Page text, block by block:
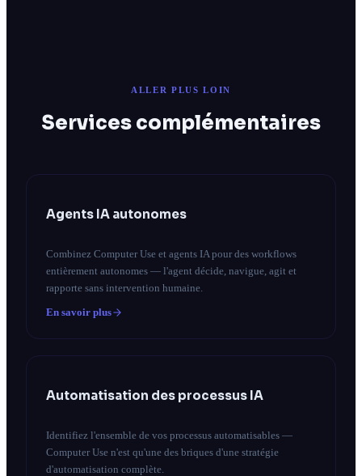
ALLER PLUS LOIN
Services complémentaires
Agents IA autonomes
Combinez Computer Use et agents IA pour des workflows
entièrement autonomes — l'agent décide, navigue, agit et
rapporte sans intervention humaine.
En savoir plus
Automatisation des processus IA
Identifiez l'ensemble de vos processus automatisables —
Computer Use n'est qu'une des briques d'une stratégie
d'automatisation complète.